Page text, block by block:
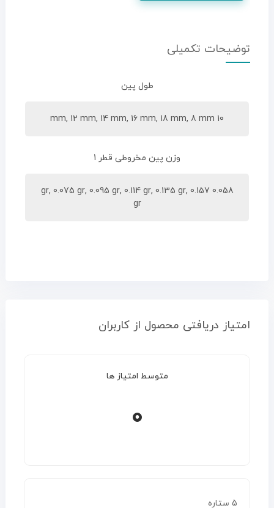
توضیحات تکمیلی
طول پین
10 mm, 12 mm, 14 mm, 16 mm, 18 mm, 8 mm
وزن پین مخروطی قطر 1
0.058 gr, 0.075 gr, 0.095 gr, 0.114 gr, 0.135 gr, 0.157
gr
امتیاز دریافتی محصول از کاربران
متوسط امتیاز ها
0
5 ستاره